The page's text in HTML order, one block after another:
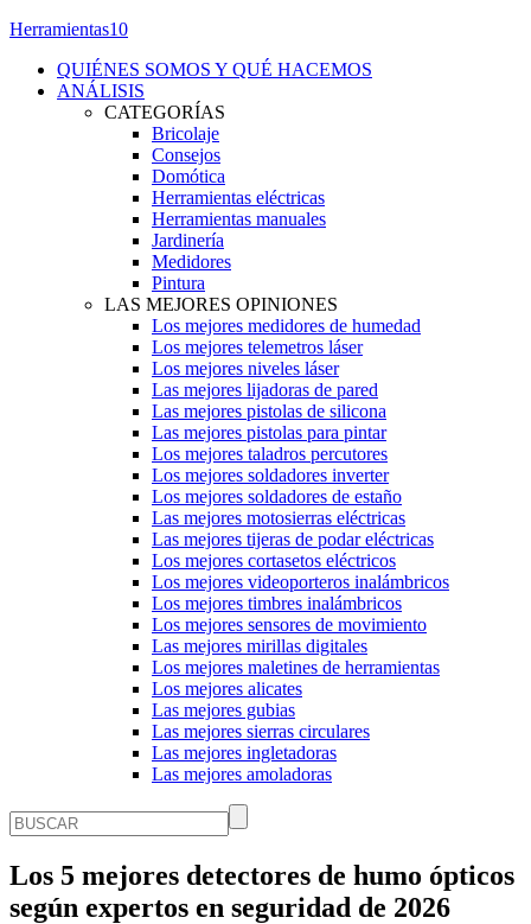
Herramientas10
QUIÉNES SOMOS Y QUÉ HACEMOS
ANÁLISIS
CATEGORÍAS
Bricolaje
Consejos
Domótica
Herramientas eléctricas
Herramientas manuales
Jardinería
Medidores
Pintura
LAS MEJORES OPINIONES
Los mejores medidores de humedad
Los mejores telemetros láser
Los mejores niveles láser
Las mejores lijadoras de pared
Las mejores pistolas de silicona
Las mejores pistolas para pintar
Los mejores taladros percutores
Los mejores soldadores inverter
Los mejores soldadores de estaño
Las mejores motosierras eléctricas
Las mejores tijeras de podar eléctricas
Los mejores cortasetos eléctricos
Los mejores videoporteros inalámbricos
Los mejores timbres inalámbricos
Los mejores sensores de movimiento
Las mejores mirillas digitales
Los mejores maletines de herramientas
Los mejores alicates
Las mejores gubias
Las mejores sierras circulares
Las mejores ingletadoras
Las mejores amoladoras
Los 5 mejores detectores de humo ópticos
según expertos en seguridad de 2026